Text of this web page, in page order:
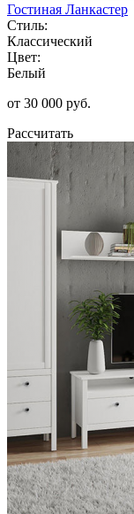
Гостиная Ланкастер
Стиль:
Классический
Цвет:
Белый
от 30 000 руб.
Рассчитать